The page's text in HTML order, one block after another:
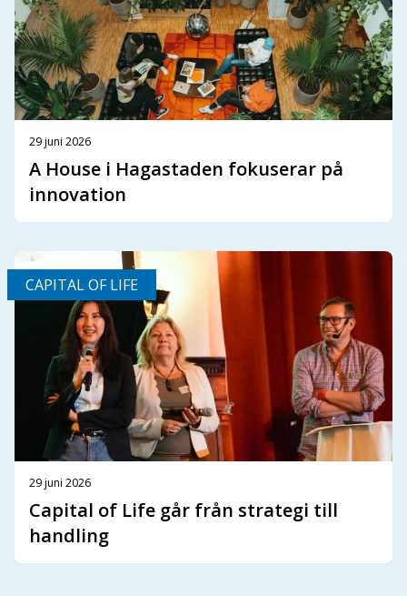
29 juni 2026
A House i Hagastaden fokuserar på
innovation
CAPITAL OF LIFE
29 juni 2026
Capital of Life går från strategi till
handling